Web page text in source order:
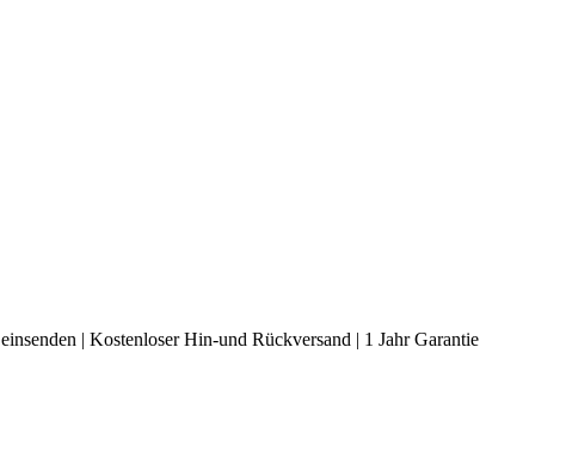
einsenden | Kostenloser Hin-und Rückversand | 1 Jahr Garantie